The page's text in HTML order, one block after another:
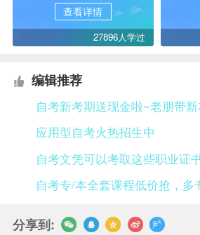
查看详情
27896人学过
编辑推荐
自考新考期送现金啦~老朋带
应用型自考火热招生中
自考文凭可以考取这些职业证
自考专/本全套课程低价抢，多
分享到: